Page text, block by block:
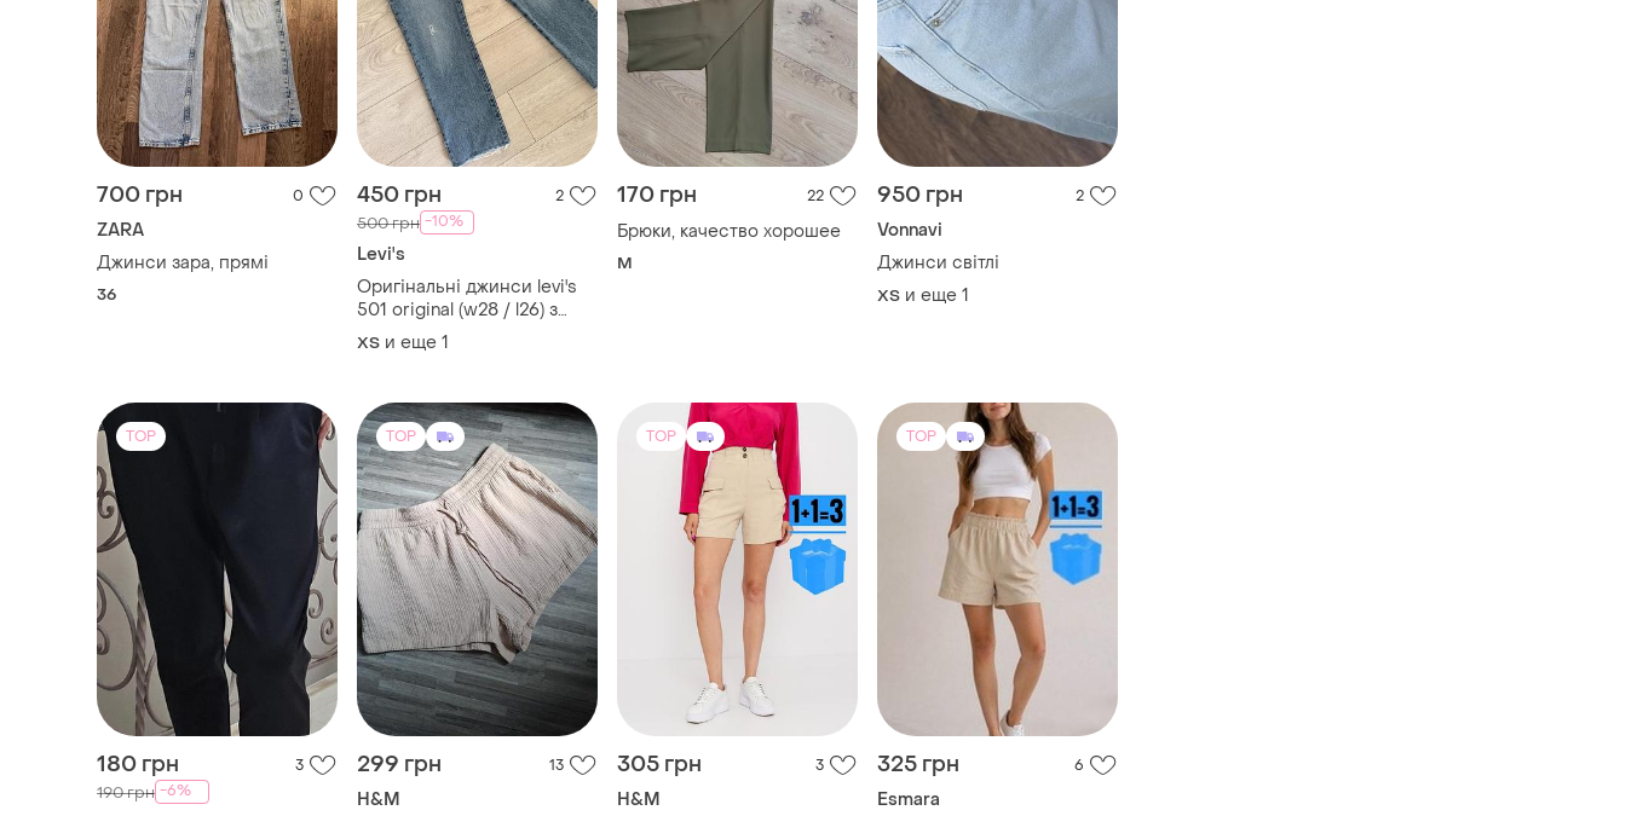
700 грн 0
ZARA
Джинси зара, прямі
36
450 грн 2
500 грн -10%
Levi's
Оригінальні джинси levi's
501 original (w28 / l26) з
обрізаним низом та
потертостями
XS и еще 1
170 грн 22
Брюки, качество хорошее
M
950 грн 2
Vonnavi
Джинси світлі
XS и еще 1
TOP
180 грн 3
190 грн -6%
TOP
299 грн 13
H&M
TOP
305 грн 3
H&M
TOP
325 грн 6
Esmara